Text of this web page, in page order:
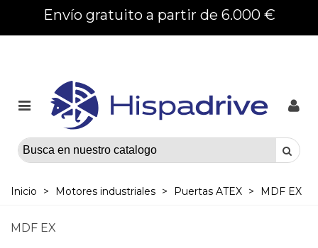
Envío gratuito a partir de 6.000 €
Inicio > Motores industriales > Puertas ATEX > MDF EX
MDF EX